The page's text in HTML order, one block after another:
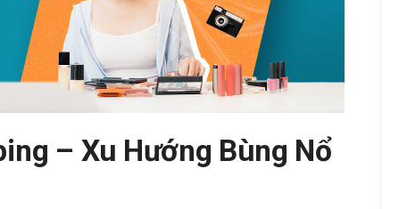
– Xu Hướng Bùng Nổ